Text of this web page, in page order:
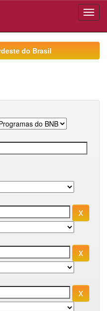
do Brasil